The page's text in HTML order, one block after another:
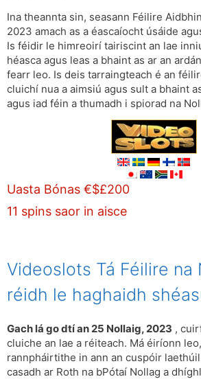
Ina theannta sin, seasann Féilire
2023 amach as a éascaíocht úsáide
Is féidir le himreoirí tairiscint an lae
héasca agus leas a bhaint as ar an
fearr leo. Is deis tarraingteach é an
cluichí nua a aimsiú agus sult a bhaint
agus iad féin a thumadh i spiorad na
Uasta Bónas €$£200
11 spins saor in aisce
Videoslots Tá Féilire na
réidh le haghaidh
Gach lá go dtí an 25 Nollaig, 2023 ,
cluiche an lae a réiteach. Má éiríonn
rannpháirtithe in ann an cuspóir
casadh ar Roth na bPótaí Nollag a